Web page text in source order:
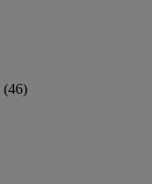
(46)